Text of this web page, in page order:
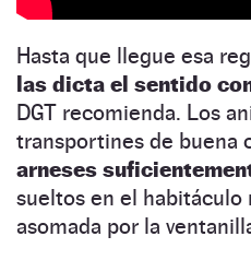
Hasta que llegue esa
las dicta el sentido
DGT recomienda. Los
transportines de buena
arneses
sueltos en el habitáculo
asomada por la